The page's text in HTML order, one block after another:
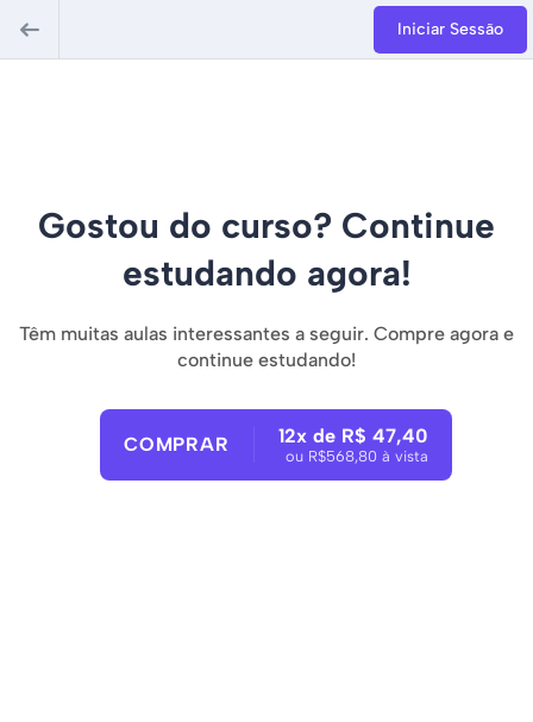
Iniciar Sessão
Gostou do curso? Continue
estudando agora!
Têm muitas aulas interessantes a seguir. Compre agora e
continue estudando!
COMPRAR 12x de R$ 47,40
ou R$568,80 à vista